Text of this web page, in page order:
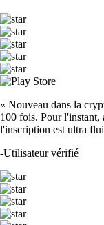
« Nouveau dans la
100 fois. Pour l'instant,
l'inscription est ultra
-Utilisateur vérifié